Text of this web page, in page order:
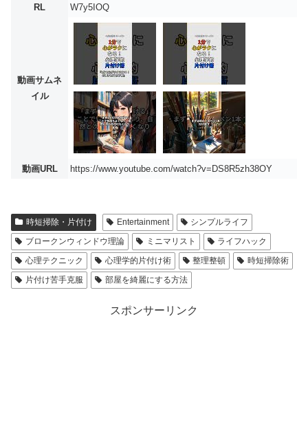
RL
W7y5IOQ
動画サムネ
イル
動画URL https://www.youtube.com/watch?v=DS8R5zh38OY
時短掃除・片付け Entertainment
シンプルライフ
ブロークンウィンドウ理論
ミニマリスト
ライフハック
心理テクニック
心理学的片付け術 整理整頓
時短掃除術
片付け苦手克服
部屋を綺麗にする方法
スポンサーリンク